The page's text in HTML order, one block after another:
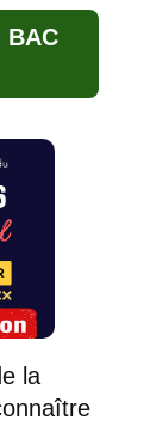
BAC
la